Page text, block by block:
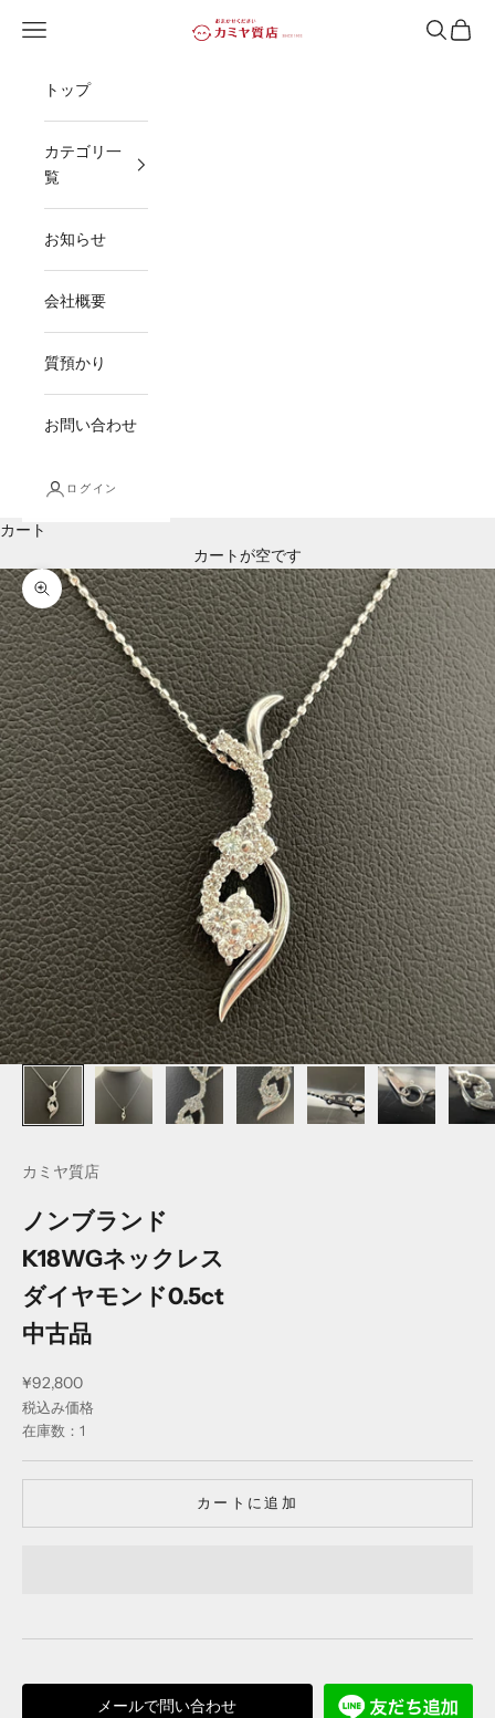
カミヤ質店
メニューを開く 検索を開
カー
トップ
カテゴリ一
覧
お知らせ
会社概要
質預かり
お問い合わせ
ログイン
カート
カートが空です
ズームイン
カミヤ質店
ノンブランド
K18WGネックレス
ダイヤモンド0.5ct
中古品
セール価格
¥92,800
税込み価格
在庫数：1
カートに追加
メールで問い合わせ